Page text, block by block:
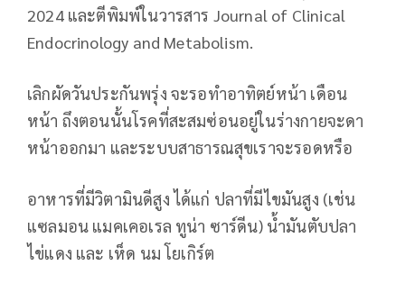
2024 และตีพิมพ์ในวารสาร Journal of Clinical
Endocrinology and Metabolism.
เลิกผัดวันประกันพรุ่ง จะรอทำอาทิตย์หน้า เดือน
หน้า ถึงตอนนั้นโรคที่สะสมซ่อนอยู่ในร่างกายจะดา
หน้าออกมา และระบบสาธารณสุขเราจะรอดหรือ
อาหารที่มีวิตามินดีสูง ได้แก่ ปลาที่มีไขมันสูง (เช่น
แซลมอน แมคเคอเรล ทูน่า ซาร์ดีน) น้ำมันตับปลา
ไข่แดง และ เห็ด นม โยเกิร์ต